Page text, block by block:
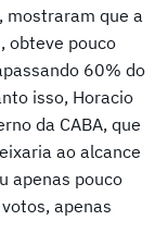
mostraram que a
obteve pouco
60% do
isso, Horacio
da CABA, que
ao alcance
apenas pouco
apenas